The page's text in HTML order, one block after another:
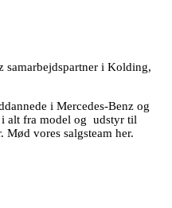
samarbejdspartner i Kolding,
i Mercedes-Benz og
alt fra model og udstyr til
vores salgsteam her.